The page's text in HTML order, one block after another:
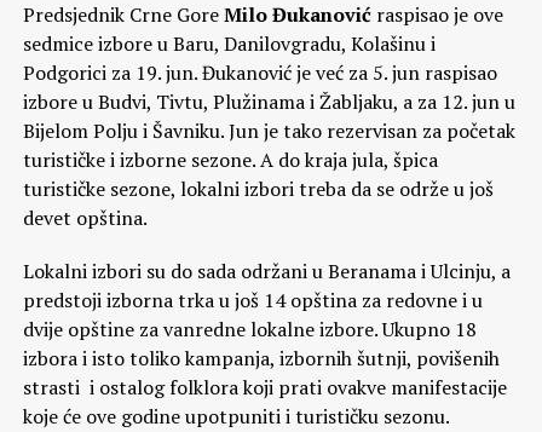
Predsjednik Crne GoreMilo Đukanovićraspisao je ove
sedmice izbore u Baru, Danilovgradu, Kolašinu i
Podgorici za 19. jun. Đukanović je već za 5. jun raspisao
izbore u Budvi, Tivtu, Plužinama i Žabljaku, a za 12. jun u
Bijelom Polju i Šavniku. Jun je tako rezervisan za početak
turističke i izborne sezone. A do kraja jula, špica
turističke sezone, lokalni izbori treba da se održe u još
devet opština.
Lokalni izbori su do sada održani u Beranama i Ulcinju, a
predstoji izborna trka u još 14 opština za redovne i u
dvije opštine za vanredne lokalne izbore. Ukupno 18
izbora i isto toliko kampanja, izbornih šutnji, povišenih
strasti i ostalog folklora koji prati ovakve manifestacije
koje će ove godine upotpuniti i turističku sezonu.